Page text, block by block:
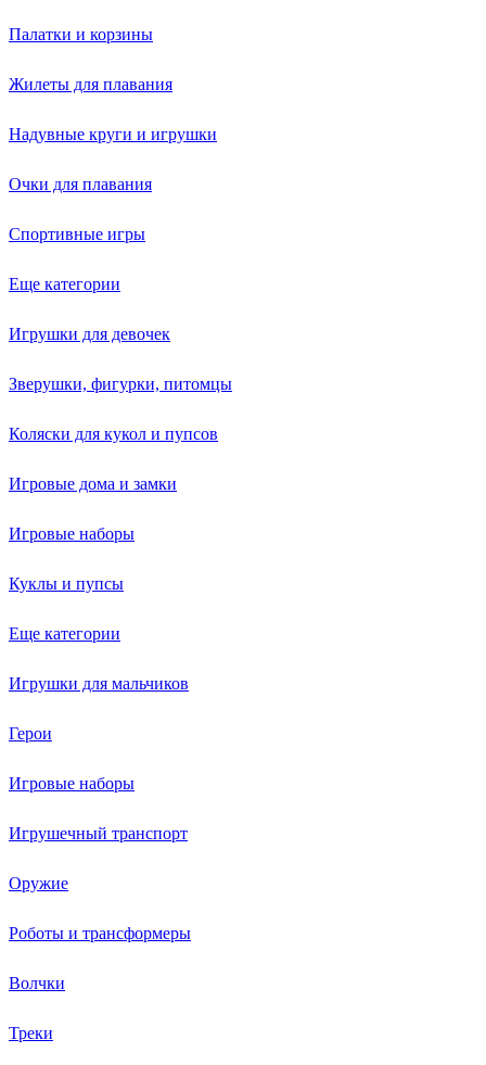
Палатки и корзины
Жилеты для плавания
Надувные круги и игрушки
Очки для плавания
Спортивные игры
Еще категории
Игрушки для девочек
Зверушки, фигурки, питомцы
Коляски для кукол и пупсов
Игровые дома и замки
Игровые наборы
Куклы и пупсы
Еще категории
Игрушки для мальчиков
Герои
Игровые наборы
Игрушечный транспорт
Оружие
Роботы и трансформеры
Волчки
Треки